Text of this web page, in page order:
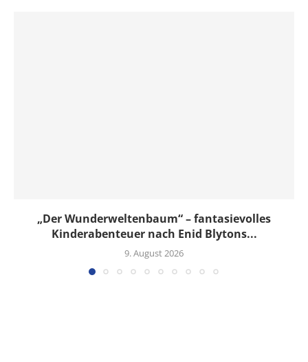
„Der Wunderweltenbaum“ – fantasievolles
Kinderabenteuer nach Enid Blytons...
9. August 2026